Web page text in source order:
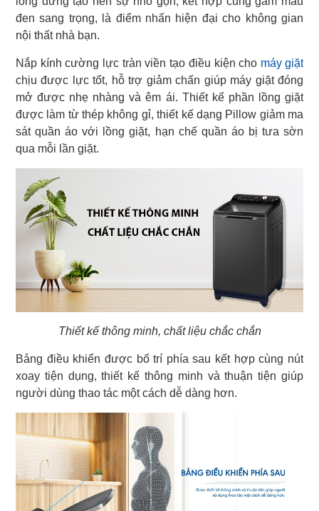
đen sang trọng, là điểm nhấn hiện đại cho không gian
nội thất nhà bạn.
Nắp kính cường lực tràn viền tạo điều kiện cho máy giặt
chịu được lực tốt, hỗ trợ giảm chấn giúp máy giặt đóng
mở được nhẹ nhàng và êm ái. Thiết kế phần lồng giặt
được làm từ thép không gỉ, thiết kế dạng Pillow giảm ma
sát quần áo với lồng giặt, hạn chế quần áo bị tưa sờn
qua mỗi lần giặt.
Thiết kế thông minh, chất liệu chắc chắn
Bảng điều khiển được bố trí phía sau kết hợp cùng nút
xoay tiện dụng, thiết kế thông minh và thuận tiện giúp
người dùng thao tác một cách dễ dàng hơn.